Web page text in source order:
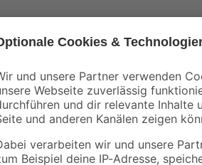
3m weiß
weiß 1,4 m
3,19 €